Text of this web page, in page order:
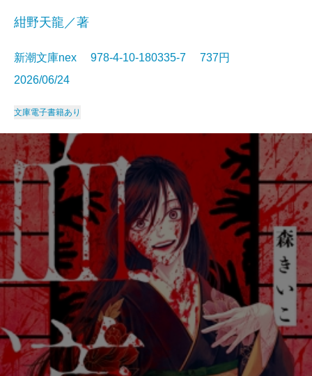
紺野天龍／著
新潮文庫nex 978-4-10-180335-7 737円
2026/06/24
文庫電子書籍あり